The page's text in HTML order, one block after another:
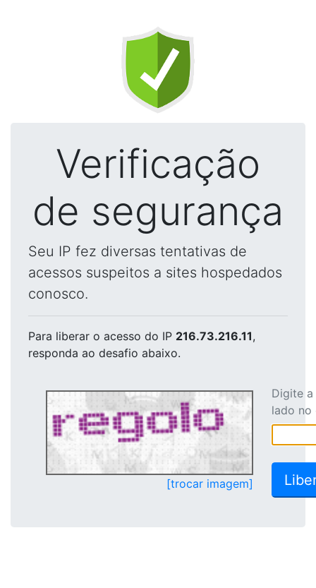
Verificação
de segurança
Seu IP fez diversas tentativas de
acessos suspeitos a sites hospedados
conosco.
Para liberar o acesso do IP 216.73.216.11,
responda ao desafio abaixo.
[trocar imagem]
Digite
lado no